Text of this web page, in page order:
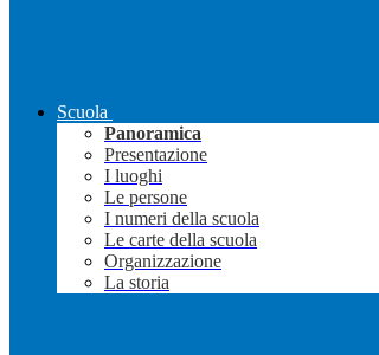
Scuola
Panoramica
Presentazione
I luoghi
Le persone
I numeri della scuola
Le carte della scuola
Organizzazione
La storia